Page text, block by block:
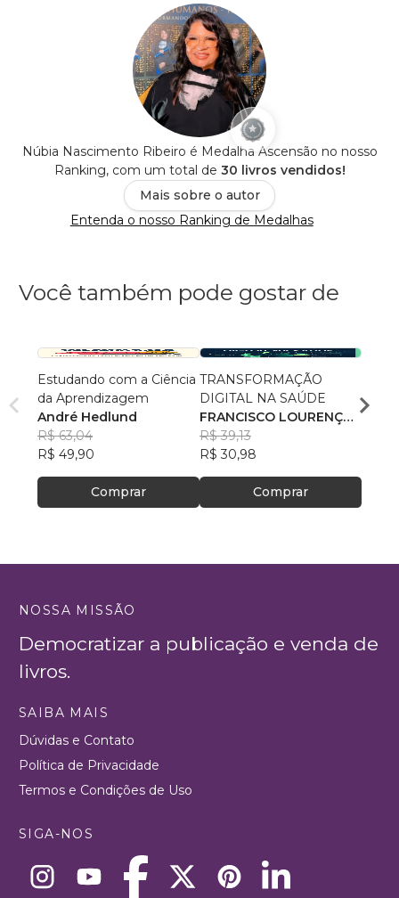
Núbia Nascimento Ribeiro é Medalha Ascensão no nosso
Ranking, com um total de 30 livros vendidos!
Mais sobre o autor
Entenda o nosso Ranking de Medalhas
Você também pode gostar de
Estudando com a Ciência
da Aprendizagem
André Hedlund
R$ 63,04
R$ 49,90
Comprar
TRANSFORMAÇÃO
DIGITAL NA SAÚDE
FRANCISCO LOURENÇO
DUARTE ARCE JUNIOR
R$ 39,13
R$ 30,98
Comprar
R$
NOSSA MISSÃO
Democratizar a publicação e venda de
livros.
SAIBA MAIS
Dúvidas e Contato
Política de Privacidade
Termos e Condições de Uso
SIGA-NOS